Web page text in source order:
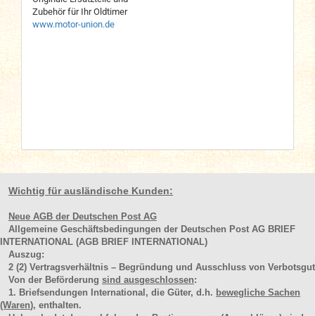
Zubehör für Ihr Oldtimer
www.motor-union.de
Wichtig für ausländische Kunden:
Neue AGB der Deutschen Post AG
Allgemeine Geschäftsbedingungen der Deutschen Post AG BRIEF
INTERNATIONAL (AGB BRIEF INTERNATIONAL)
Auszug:
2 (2) Vertragsverhältnis – Begründung und Ausschluss von Verbotsgut
Von der Beförderung sind ausgeschlossen:
1. Briefsendungen International, die Güter, d.h. bewegliche Sachen
(Waren), enthalten.